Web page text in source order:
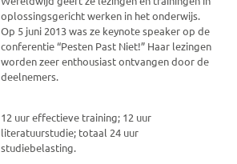
oplossingsgericht werken in het onderwijs.
Op 5 juni 2013 was ze keynote speaker op de
conferentie “Pesten Past Niet!” Haar lezingen
worden zeer enthousiast ontvangen door de
deelnemers.
12 uur effectieve training; 12 uur
literatuurstudie; totaal 24 uur
studiebelasting.